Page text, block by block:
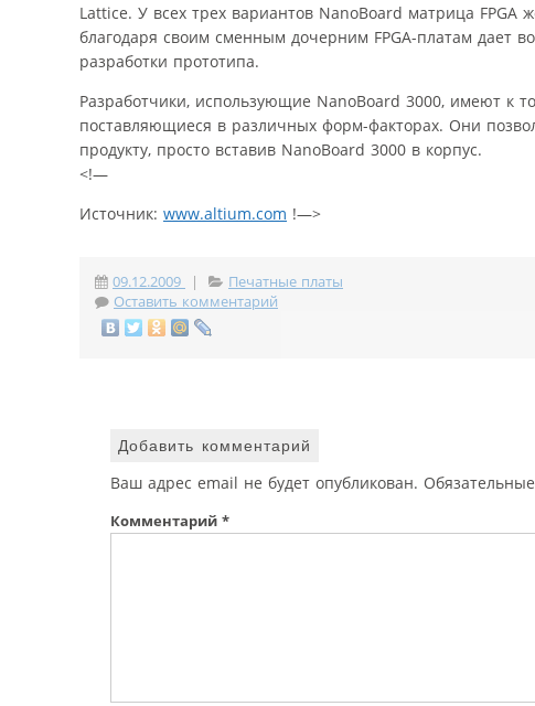
Lattice. У всех трех вариантов NanoBoard матрица
благодаря своим сменным дочерним FPGA-платам дает
разработки прототипа.
Разработчики, использующие NanoBoard 3000, имеют к
поставляющиеся в различных форм-факторах. Они
продукту, просто вставив NanoBoard 3000 в корпус.
<!—
Источник: www.altium.com !—>
09.12.2009 |
Печатные платы
Оставить комментарий
Добавить комментарий
Ваш адрес email не будет опубликован.
Комментарий *